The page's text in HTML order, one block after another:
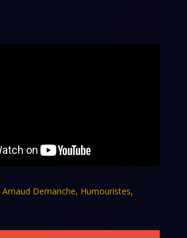
Arnaud Demanche, Humouristes,